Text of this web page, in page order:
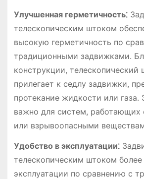
Улучшенная герметичность⁚
телескопическим штоком
высокую герметичность по
традиционными задвижками.
конструкции, телескопический
прилегает к седлу задвижки,
протекание жидкости или газа.
важно для систем, работающих
или взрывоопасными
Удобство в эксплуатации⁚
телескопическим штоком
эксплуатации по сравнению с